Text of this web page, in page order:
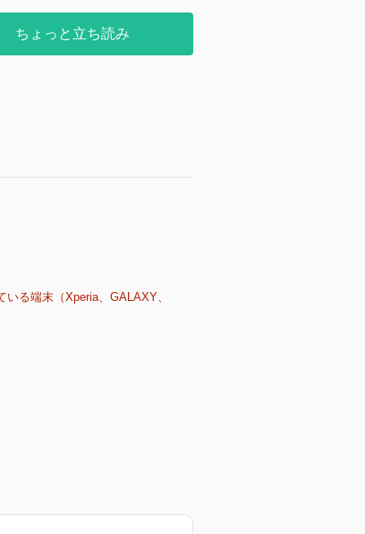
ちょっと立ち読み
る端末（Xperia、GALAXY、